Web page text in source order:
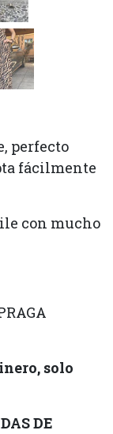
perfecto
fácilmente
con mucho
solo
DE